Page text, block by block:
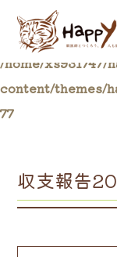
ホーム
Warning: Trying
/home/
content/themes/
77
収支報告